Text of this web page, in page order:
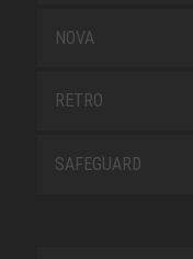
NOVA
RETRO
SAFEGUARD